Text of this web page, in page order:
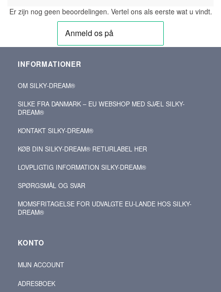
Er zijn nog geen beoordelingen. Vertel ons als eerste wat u vindt.
INFORMATIONER
OM SILKY‑DREAM®
SILKE FRA DANMARK – EU WEBSHOP MED SJÆL SILKY-
DREAM®
KONTAKT SILKY‑DREAM®
KØB DIN SILKY‑DREAM® RETURLABEL HER
LOVPLIGTIG INFORMATION SILKY-DREAM®
SPØRGSMÅL OG SVAR
MOMSFRITAGELSE FOR UDVALGTE EU-LANDE HOS SILKY-
DREAM®
KONTO
MIJN ACCOUNT
ADRESBOEK